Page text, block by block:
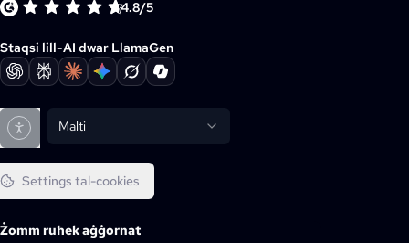
4.8/5
Staqsi lill-AI dwar LlamaGen
Malti
Settings tal-cookies
Żomm ruħek aġġornat